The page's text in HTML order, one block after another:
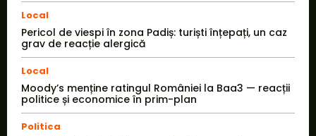
Local
Pericol de viespi în zona Padiș: turiști înțepați, un caz
grav de reacție alergică
Local
Moody’s menține ratingul României la Baa3 — reacții
politice și economice în prim-plan
Politica